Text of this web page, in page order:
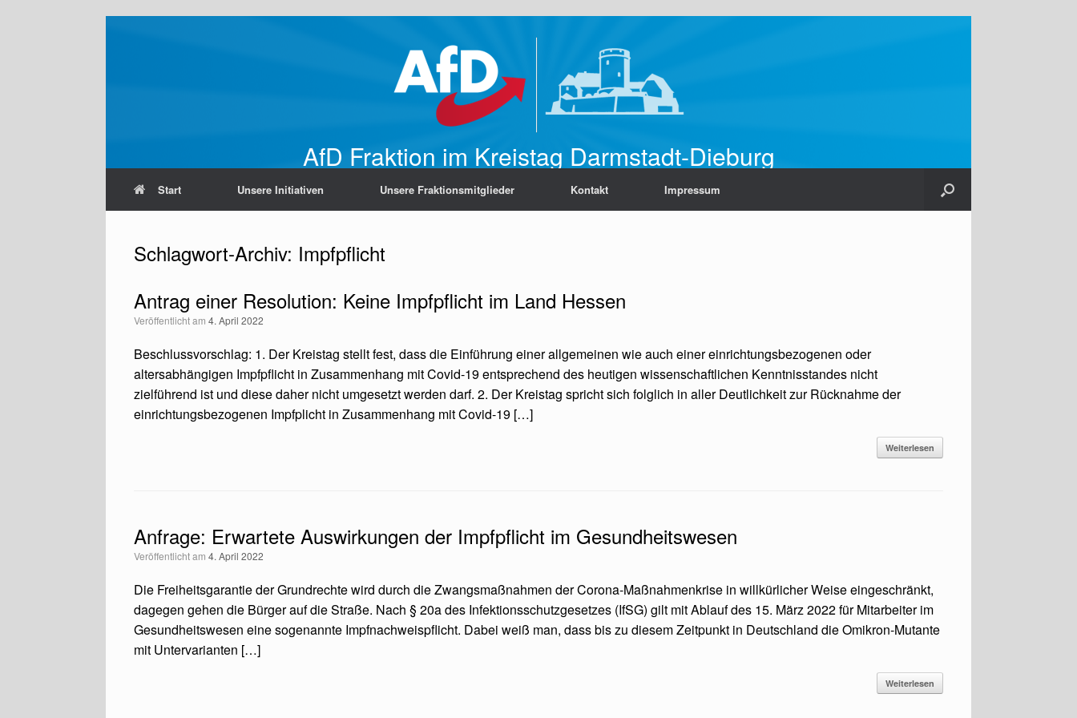
AfD Fraktion im Kreistag Darmstadt-Dieburg
Start Unsere Initiativen Unsere Fraktionsmitglieder Kontakt Impressum
Schlagwort-Archiv: Impfpflicht
Antrag einer Resolution: Keine Impfpflicht im Land Hessen
Veröffentlicht am 4. April 2022
Beschlussvorschlag: 1. Der Kreistag stellt fest, dass die Einführung einer allgemeinen wie auch einer einrichtungsbezogenen oder
altersabhängigen Impfpflicht in Zusammenhang mit Covid-19 entsprechend des heutigen wissenschaftlichen Kenntnisstandes nicht
zielführend ist und diese daher nicht umgesetzt werden darf. 2. Der Kreistag spricht sich folglich in aller Deutlichkeit zur Rücknahme der
einrichtungsbezogenen Impfplicht in Zusammenhang mit Covid-19 […]
Weiterlesen
Anfrage: Erwartete Auswirkungen der Impfpflicht im Gesundheitswesen
Veröffentlicht am 4. April 2022
Die Freiheitsgarantie der Grundrechte wird durch die Zwangsmaßnahmen der Corona-Maßnahmenkrise in willkürlicher Weise eingeschränkt,
dagegen gehen die Bürger auf die Straße. Nach § 20a des Infektionsschutzgesetzes (IfSG) gilt mit Ablauf des 15. März 2022 für Mitarbeiter im
Gesundheitswesen eine sogenannte Impfnachweispflicht. Dabei weiß man, dass bis zu diesem Zeitpunkt in Deutschland die Omikron-Mutante
mit Untervarianten […]
Weiterlesen